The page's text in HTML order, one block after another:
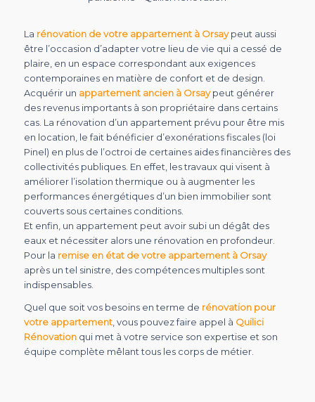
La rénovation de votre appartement à Orsaypeut aussi
être l’occasion d’adapter votre lieu de vie qui a cessé de
plaire, en un espace correspondant aux exigences
contemporaines en matière de confort et de design.
Acquérir un appartement ancien à Orsaypeut générer
des revenus importants à son propriétaire dans certains
cas. La rénovation d’un appartement prévu pour être mis
en location, le fait bénéficier d’exonérations fiscales (loi
Pinel) en plus de l’octroi de certaines aides financières des
collectivités publiques. En effet, les travaux qui visent à
améliorer l’isolation thermique ou à augmenter les
performances énergétiques d’un bien immobilier sont
couverts sous certaines conditions.
Et enfin, un appartement peut avoir subi un dégât des
eaux et nécessiter alors une rénovation en profondeur.
Pour la remise en état de votre appartement à Orsay
après un tel sinistre, des compétences multiples sont
indispensables.
Quel que soit vos besoins en terme de rénovation pour
votre appartement, vous pouvez faire appel à Quilici
Rénovationqui met à votre service son expertise et son
équipe complète mêlant tous les corps de métier.